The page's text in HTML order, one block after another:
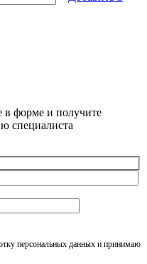
в форме и получите
специалиста
персональных данных и принимаю